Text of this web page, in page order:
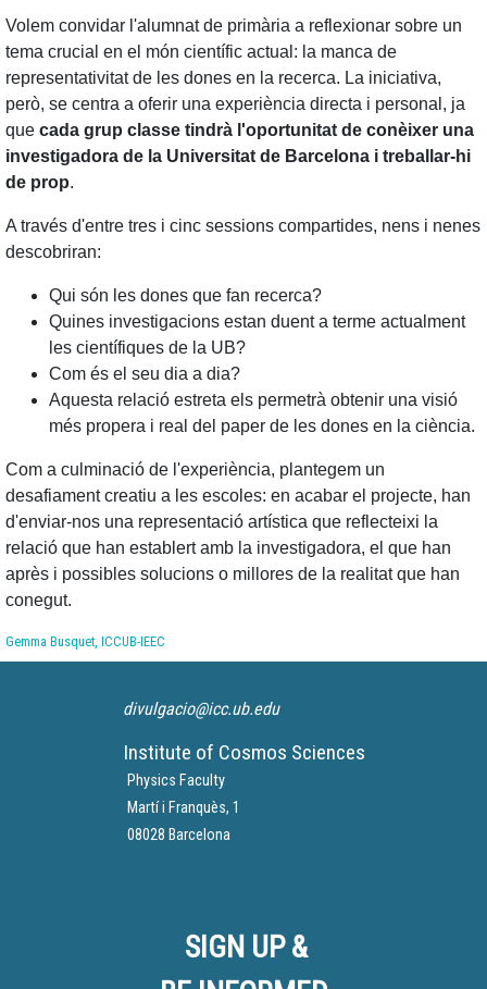
Volem convidar l'alumnat de primària a reflexionar sobre un
tema crucial en el món científic actual: la manca de
representativitat de les dones en la recerca. La iniciativa,
però, se centra a oferir una experiència directa i personal, ja
que cada grup classe tindrà l'oportunitat de conèixer una
investigadora de la Universitat de Barcelona i treballar-hi
de prop.
A través d'entre tres i cinc sessions compartides, nens i nenes
descobriran:
Qui són les dones que fan recerca?
Quines investigacions estan duent a terme actualment
les científiques de la UB?
Com és el seu dia a dia?
Aquesta relació estreta els permetrà obtenir una visió
més propera i real del paper de les dones en la ciència.
Com a culminació de l'experiència, plantegem un
desafiament creatiu a les escoles: en acabar el projecte, han
d'enviar-nos una representació artística que reflecteixi la
relació que han establert amb la investigadora, el que han
après i possibles solucions o millores de la realitat que han
conegut.
Gemma Busquet, ICCUB-IEEC
divulgacio@icc.ub.edu
Institute of Cosmos Sciences
Physics Faculty
Martí i Franquès, 1
08028 Barcelona
SIGN UP &